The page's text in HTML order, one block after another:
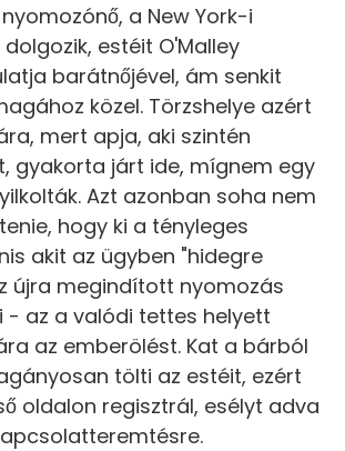
a New York-i
estéit O'Malley
barátnőjével, ám senkit
közel. Törzshelye azért
mert apja, aki szintén
gyakorta járt ide, mígnem egy
Azt azonban soha nem
hogy ki a tényleges
akit az ügyben "hidegre
újra megindított nyomozás
- az a valódi tettes helyett
az emberölést. Kat a bárból
tölti az estéit, ezért
oldalon regisztrál, esélyt adva